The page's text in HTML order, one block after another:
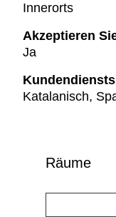
Innerorts
Akzeptieren
Ja
Katalanisch,
Räume